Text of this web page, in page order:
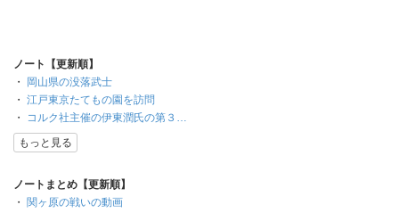
ノート【更新順】
・
岡山県の没落武士
・ 江戸東京たてもの園を訪問
・ コルク社主催の伊東潤氏の第３…
もっと見る
ノートまとめ【更新順】
・ 関ヶ原の戦いの動画